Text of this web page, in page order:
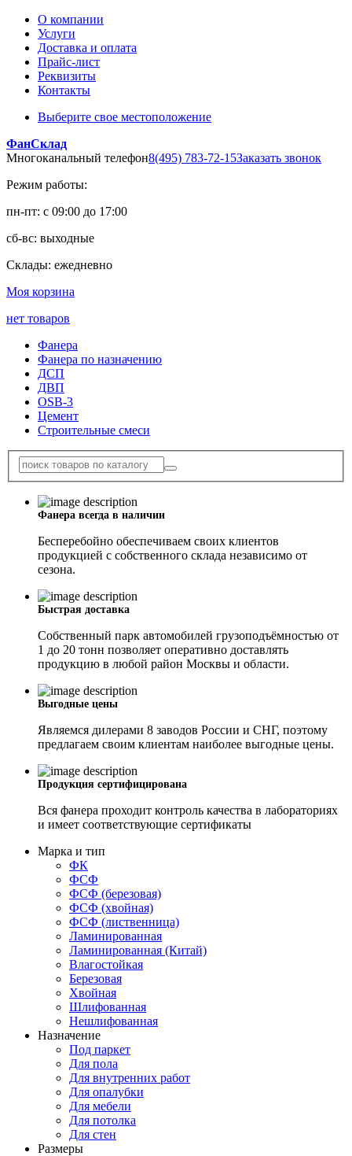
О компании
Услуги
Доставка и оплата
Прайс-лист
Реквизиты
Контакты
Выберите свое местоположение
ФанСклад
Многоканальный телефон8(495) 783-72-15Заказать звонок
Режим работы:
пн-пт: с 09:00 до 17:00
сб-вс: выходные
Склады: ежедневно
Моя корзина
нет товаров
Фанера
Фанера по назначению
ДСП
ДВП
OSB-3
Цемент
Строительные смеси
Фанера всегда в наличии
Бесперебойно обеспечиваем своих клиентов
продукцией с собственного склада независимо от
сезона.
Быстрая доставка
Собственный парк автомобилей грузоподъёмностью от
1 до 20 тонн позволяет оперативно доставлять
продукцию в любой район Москвы и области.
Выгодные цены
Являемся дилерами 8 заводов России и СНГ, поэтому
предлагаем своим клиентам наиболее выгодные цены.
Продукция сертифицирована
Вся фанера проходит контроль качества в лабораториях
и имеет соответствующие сертификаты
Марка и тип
ФК
ФСФ
ФСФ (березовая)
ФСФ (хвойная)
ФСФ (лиственница)
Ламинированная
Ламинированная (Китай)
Влагостойкая
Березовая
Хвойная
Шлифованная
Нешлифованная
Назначение
Под паркет
Для пола
Для внутренних работ
Для опалубки
Для мебели
Для потолка
Для стен
Размеры